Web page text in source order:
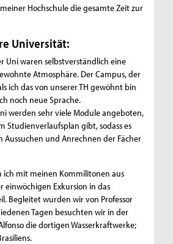
Hochschule die gesamte Zeit zur
Universität:
Uni waren selbstverständlich eine
Atmosphäre. Der Campus, der
ich das von unserer TH gewöhnt bin
noch neue Sprache.
werden sehr viele Module angeboten,
Studienverlaufsplan gibt, sodass es
Aussuchen und Anrechnen der Fächer
ich mit meinen Kommilitonen aus
einwöchigen Exkursion in das
Begleitet wurden wir von Professor
Tagen besuchten wir in der
die dortigen Wasserkraftwerke;